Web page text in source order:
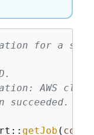
for a
AWS
succeeded.
getJob ( const